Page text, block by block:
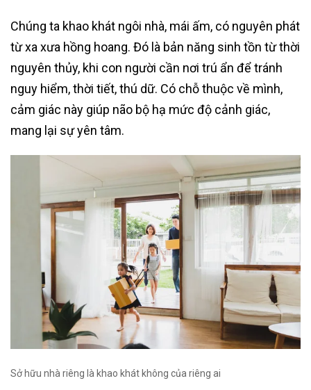
Chúng ta khao khát ngôi nhà, mái ấm, có nguyên phát
từ xa xưa hồng hoang. Đó là bản năng sinh tồn từ thời
nguyên thủy, khi con người cần nơi trú ẩn để tránh
nguy hiểm, thời tiết, thú dữ. Có chỗ thuộc về mình,
cảm giác này giúp não bộ hạ mức độ cảnh giác,
mang lại sự yên tâm.
Sở hữu nhà riêng là khao khát không của riêng ai